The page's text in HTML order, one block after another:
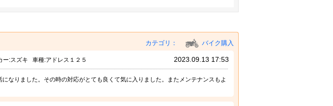
カテゴリ： バイク購入
ー:スズキ 車種:アドレス１２５ 2023.09.13 17:53
なりました。その時の対応がとても良くて気に入りました。またメンテナンスもよ